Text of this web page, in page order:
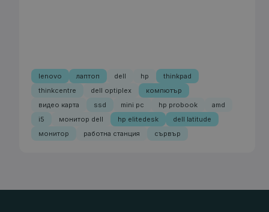
lenovo лаптоп dell hp
thinkpad
thinkcentre
dell optiplex
компютър
видео карта
ssd mini pc hp probook
amd
i5
монитор dell hp elitedesk
dell latitude
монитор
работна станция сървър